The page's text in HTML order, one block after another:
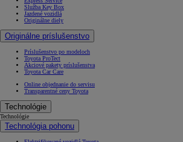
Služba Key Box
Jazdené vozidlá
Originálne diely
Originálne príslušenstvo
Príslušenstvo po modeloch
Toyota ProTect
Akciové pakety príslušenstva
Toyota Car Care
Online objednanie do servisu
Transparentné ceny Toyota
Technológie
Technológie
Technológia pohonu